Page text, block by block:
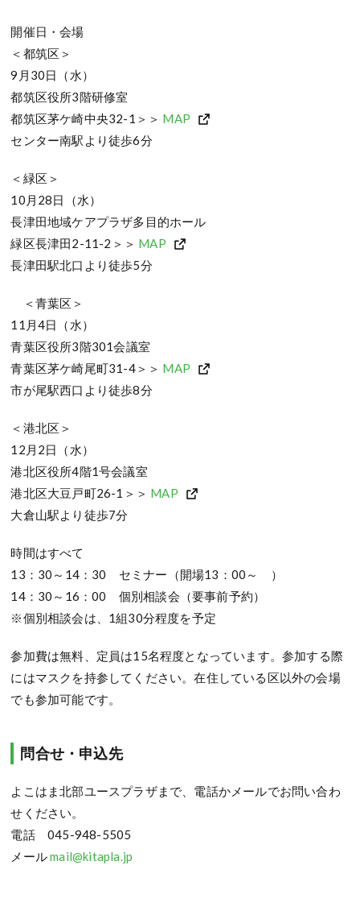
開催日・会場
＜都筑区＞
9月30日（水）
都筑区役所3階研修室
都筑区茅ケ崎中央32-1＞＞ MAP
センター南駅より徒歩6分
＜緑区＞
10月28日（水）
長津田地域ケアプラザ多目的ホール
緑区長津田2-11-2＞＞ MAP
長津田駅北口より徒歩5分
＜青葉区＞
11月4日（水）
青葉区役所3階301会議室
青葉区茅ケ崎尾町31-4＞＞ MAP
市が尾駅西口より徒歩8分
＜港北区＞
12月2日（水）
港北区役所4階1号会議室
港北区大豆戸町26-1＞＞ MAP
大倉山駅より徒歩7分
時間はすべて
13：30～14：30 セミナー（開場13：00～ ）
14：30～16：00 個別相談会（要事前予約）
※個別相談会は、1組30分程度を予定
参加費は無料、定員は15名程度となっています。参加する際
にはマスクを持参してください。在住している区以外の会場
でも参加可能です。
問合せ・申込先
よこはま北部ユースプラザまで、電話かメールでお問い合わ
せください。
電話 045-948-5505
メールmail@kitapla.jp